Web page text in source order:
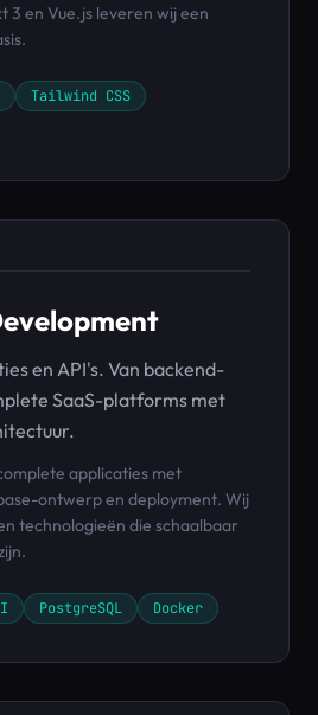
3 en Vue.js leveren wij een
Tailwind CSS
en API's. Van backend-
SaaS-platforms met
applicaties met
ontwerp en deployment. Wij
technologieën die schaalbaar
PostgreSQL Docker